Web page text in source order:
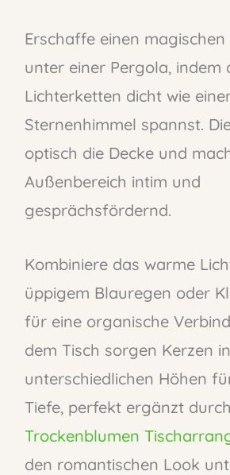
Erschaffe einen magischen
unter einer Pergola, indem
Lichterketten dicht wie
Sternenhimmel spannst.
optisch die Decke und
Außenbereich intim und
gesprächsfördernd.
Kombiniere das warme
üppigem Blauregen oder
für eine organische
dem Tisch sorgen Kerzen in
unterschiedlichen Höhen
Tiefe, perfekt ergänzt durch
Trockenblumen
den romantischen Look